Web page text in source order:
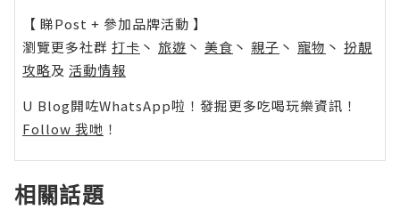
【 睇Post + 參加品牌活動 】
瀏覽更多社群 打卡 丶 旅遊 丶 美食 丶 親子 丶 寵物 丶 扮靚
攻略及 活動情報
U Blog開咗WhatsApp啦！發掘更多吃喝玩樂資訊！
Follow 我哋 ！
相關話題